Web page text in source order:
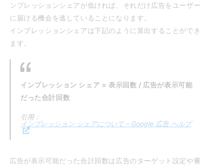
ンプレッションシェアが低ければ、それだけ広告をユーザー
に届ける機会を逃していることになります。
インプレッションシェアは下記のように算出することができ
ます。
インプレッション シェア = 表示回数 / 広告が表示可能
だった合計回数
引用：
インプレッション シェアについて – Google 広告 ヘルプ
広告が表示可能だった合計回数は広告のターゲット設定や審